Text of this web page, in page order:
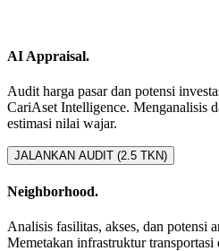
AI Appraisal.
Audit harga pasar dan potensi
CariAset Intelligence. Menganalisis
estimasi nilai wajar.
JALANKAN AUDIT (2.5 TKN)
Neighborhood.
Analisis fasilitas, akses, dan potensi
Memetakan infrastruktur